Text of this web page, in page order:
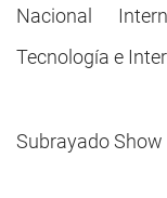
Nacional
Tecnología e
Subrayado Show